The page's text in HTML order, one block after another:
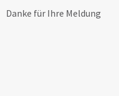
Danke für Ihre Meldung